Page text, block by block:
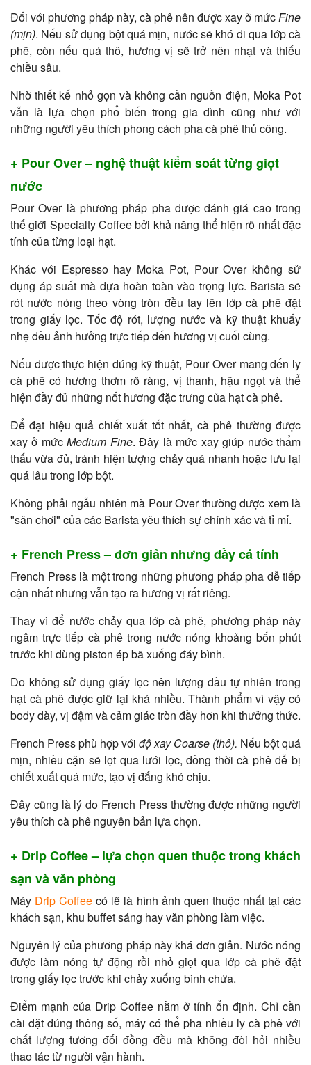
Đối với phương pháp này, cà phê nên được xay ở mứcFine
(mịn). Nếu sử dụng bột quá mịn, nước sẽ khó đi qua lớp cà
phê, còn nếu quá thô, hương vị sẽ trở nên nhạt và thiếu
chiều sâu.
Nhờ thiết kế nhỏ gọn và không cần nguồn điện, Moka Pot
vẫn là lựa chọn phổ biến trong gia đình cũng như với
những người yêu thích phong cách pha cà phê thủ công.
+ Pour Over – nghệ thuật kiểm soát từng giọt
nước
Pour Over là phương pháp pha được đánh giá cao trong
thế giới Specialty Coffee bởi khả năng thể hiện rõ nhất đặc
tính của từng loại hạt.
Khác với Espresso hay Moka Pot, Pour Over không sử
dụng áp suất mà dựa hoàn toàn vào trọng lực. Barista sẽ
rót nước nóng theo vòng tròn đều tay lên lớp cà phê đặt
trong giấy lọc. Tốc độ rót, lượng nước và kỹ thuật khuấy
nhẹ đều ảnh hưởng trực tiếp đến hương vị cuối cùng.
Nếu được thực hiện đúng kỹ thuật, Pour Over mang đến ly
cà phê có hương thơm rõ ràng, vị thanh, hậu ngọt và thể
hiện đầy đủ những nốt hương đặc trưng của hạt cà phê.
Để đạt hiệu quả chiết xuất tốt nhất, cà phê thường được
xay ở mứcMedium Fine. Đây là mức xay giúp nước thẩm
thấu vừa đủ, tránh hiện tượng chảy quá nhanh hoặc lưu lại
quá lâu trong lớp bột.
Không phải ngẫu nhiên mà Pour Over thường được xem là
"sân chơi" của các Barista yêu thích sự chính xác và tỉ mỉ.
+ French Press – đơn giản nhưng đầy cá tính
French Press là một trong những phương pháp pha dễ tiếp
cận nhất nhưng vẫn tạo ra hương vị rất riêng.
Thay vì để nước chảy qua lớp cà phê, phương pháp này
ngâm trực tiếp cà phê trong nước nóng khoảng bốn phút
trước khi dùng piston ép bã xuống đáy bình.
Do không sử dụng giấy lọc nên lượng dầu tự nhiên trong
hạt cà phê được giữ lại khá nhiều. Thành phẩm vì vậy có
body dày, vị đậm và cảm giác tròn đầy hơn khi thưởng thức.
French Press phù hợp với độ xay Coarse (thô). Nếu bột quá
mịn, nhiều cặn sẽ lọt qua lưới lọc, đồng thời cà phê dễ bị
chiết xuất quá mức, tạo vị đắng khó chịu.
Đây cũng là lý do French Press thường được những người
yêu thích cà phê nguyên bản lựa chọn.
+ Drip Coffee – lựa chọn quen thuộc trong khách
sạn và văn phòng
Máy Drip Coffee có lẽ là hình ảnh quen thuộc nhất tại các
khách sạn, khu buffet sáng hay văn phòng làm việc.
Nguyên lý của phương pháp này khá đơn giản. Nước nóng
được làm nóng tự động rồi nhỏ giọt qua lớp cà phê đặt
trong giấy lọc trước khi chảy xuống bình chứa.
Điểm mạnh của Drip Coffee nằm ở tính ổn định. Chỉ cần
cài đặt đúng thông số, máy có thể pha nhiều ly cà phê với
chất lượng tương đối đồng đều mà không đòi hỏi nhiều
thao tác từ người vận hành.